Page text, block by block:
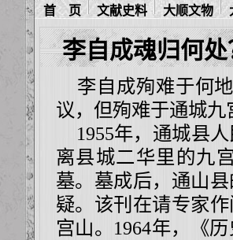
首 页 文献史料 大顺文物
李自成魂归何处
李自成殉难于何地
议，但殉难于通城
1955年，通城县
离县城二华里的九
墓。墓成后，通山
疑。该刊在请专家
宫山。1964年，《